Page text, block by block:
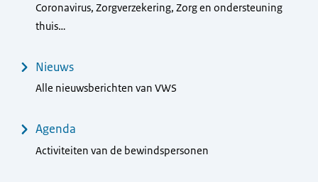
Coronavirus, Zorgverzekering, Zorg en ondersteuning
thuis…
Nieuws
Alle nieuwsberichten van VWS
Agenda
Activiteiten van de bewindspersonen